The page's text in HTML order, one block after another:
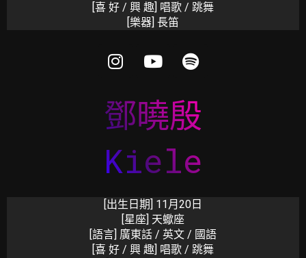
[喜 好 / 興 趣] 唱歌 / 跳舞
[樂器] 長笛
鄧曉殷
Kiele
[出生日期] 11月20日
[星座] 天蠍座
[語言] 廣東話 / 英文 / 國語
[喜 好 / 興 趣] 唱歌 / 跳舞